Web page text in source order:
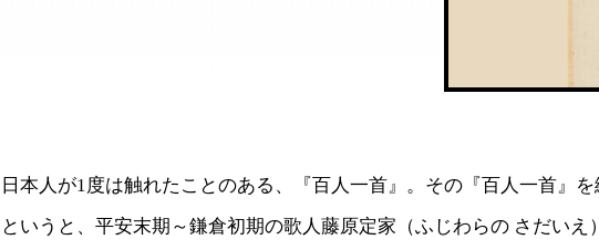
日本人が1度は触れたことのある、『百人一首』。その『百人一首』
というと、平安末期～鎌倉初期の歌人藤原定家（ふじわらの さだいえ